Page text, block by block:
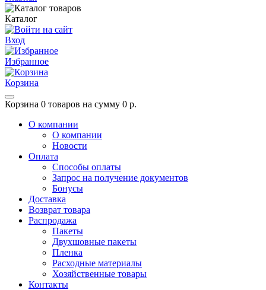
Каталог
Вход
Избранное
Корзина
Корзина 0 товаров на сумму 0 р.
О компании
О компании
Новости
Оплата
Способы оплаты
Запрос на получение документов
Бонусы
Доставка
Возврат товара
Распродажа
Пакеты
Двухшовные пакеты
Пленка
Расходные материалы
Хозяйственные товары
Контакты